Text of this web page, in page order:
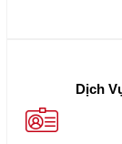
Dịch